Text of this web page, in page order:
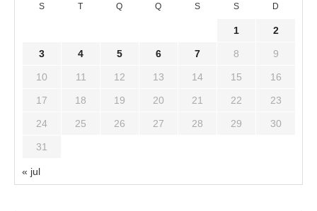
S T Q Q S S D
1 2
3 4 5 6 7 8 9
10 11 12 13 14 15 16
17 18 19 20 21 22 23
24 25 26 27 28 29 30
31
« jul